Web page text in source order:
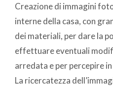
Creazione di immagini
interne della casa, con
dei materiali, per dare la
effettuare eventuali
arredata e per percepire
La ricercatezza